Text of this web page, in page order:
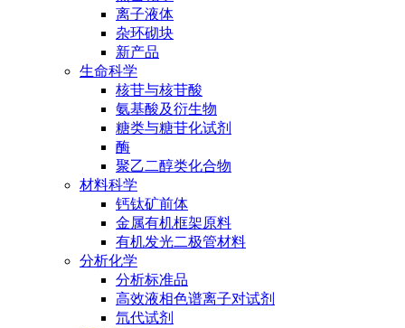
离子液体
杂环砌块
新产品
生命科学
核苷与核苷酸
氨基酸及衍生物
糖类与糖苷化试剂
酶
聚乙二醇类化合物
材料科学
钙钛矿前体
金属有机框架原料
有机发光二极管材料
分析化学
分析标准品
高效液相色谱离子对试剂
氘代试剂